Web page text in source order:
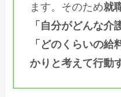
ます。そのため就
「自分がどんな介
「どのくらいの給
かりと考えて行動